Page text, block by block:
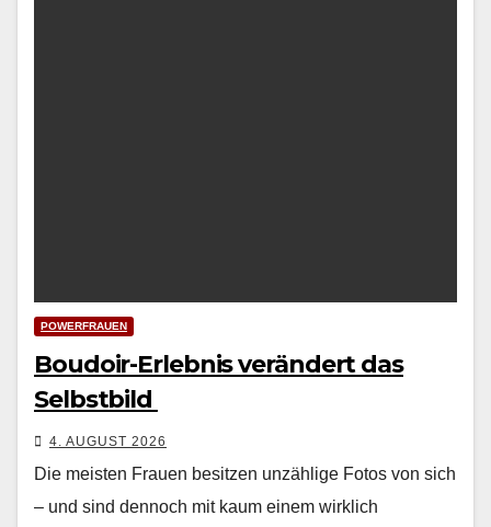
POWERFRAUEN
Boudoir-Erlebnis verändert das
Selbstbild
4. AUGUST 2026
Die meis­ten Frauen besitzen unzäh­lige Fotos von sich
– und sind den­noch mit kaum einem wirk­lich